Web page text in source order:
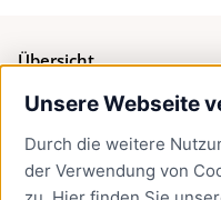
Unsere Webseite
Durch die weitere
der Verwendung von
Übersicht
Bürgerservice
Presse
Newsletter Lübeck:kompakt